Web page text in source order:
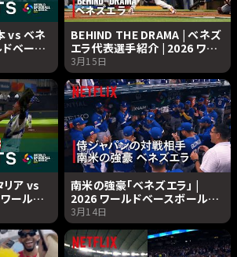
vs ベネ
ベース
BEHIND THE DRAMA | ベネズ
エラ代表選手紹介 | 2026 ワー
ルドベースボールクラシック |
Netflix Japan
3月15日
リア vs
ールド
|
南米の強豪「ベネズエラ」 |
2026 ワールドベースボールク
ラシック | Netflix Japan
3月14日